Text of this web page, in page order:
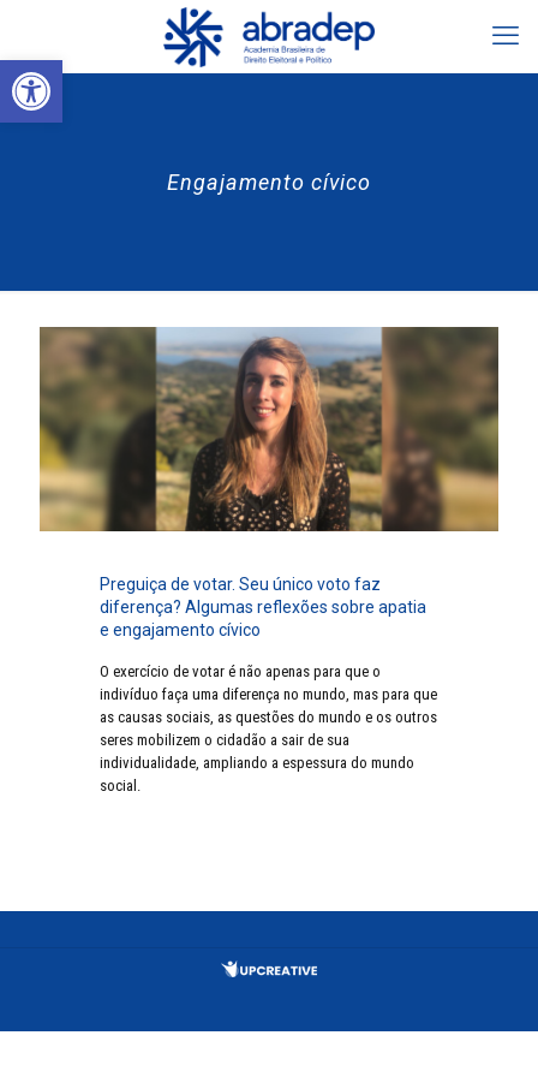
Abrir a barra de ferramentas
Engajamento cívico
Preguiça de votar. Seu único voto faz
diferença? Algumas reflexões sobre apatia
e engajamento cívico
O exercício de votar é não apenas para que o
indivíduo faça uma diferença no mundo, mas para que
as causas sociais, as questões do mundo e os outros
seres mobilizem o cidadão a sair de sua
individualidade, ampliando a espessura do mundo
social.